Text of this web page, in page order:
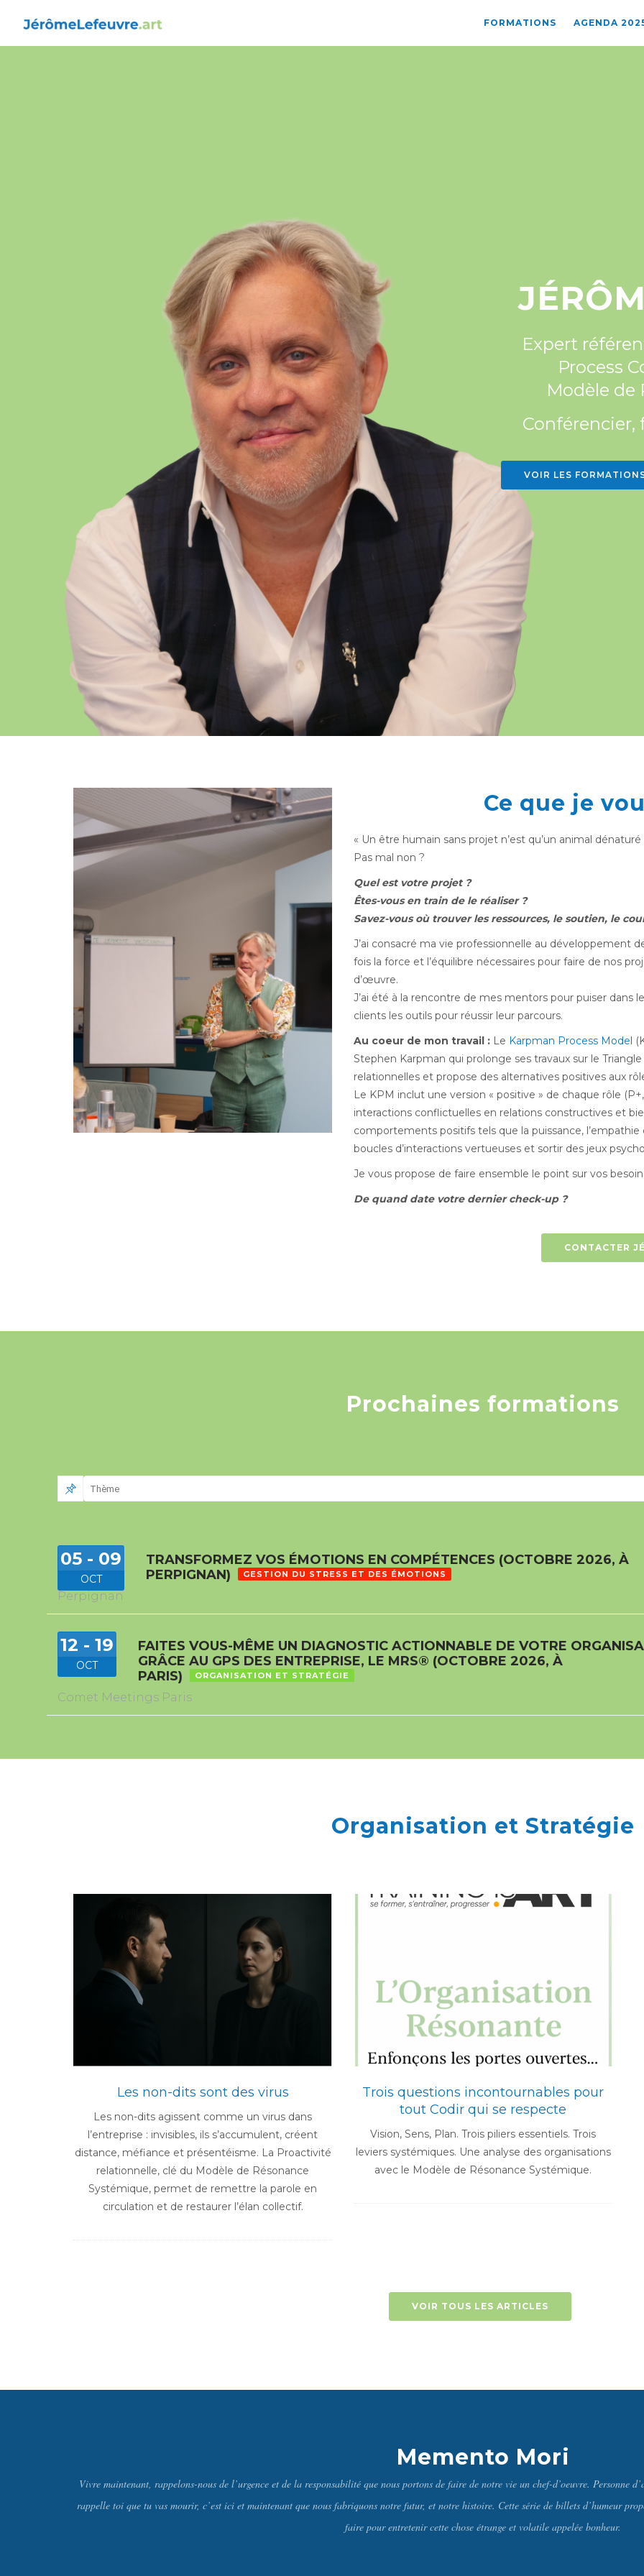
FORMATIONS AGENDA
Expert
Process
Modèle de
Conférencier,
VOIR LES
Ce que je
« Un être humain sans projet n’est qu’un animal
Pas mal non ?
Quel est votre projet ?
Êtes-vous en train de le réaliser ?
Savez-vous où trouver les ressources, le soutien, le
J’ai consacré ma vie professionnelle au développement
fois la force et l’équilibre nécessaires pour faire de nos
d’œuvre.
J’ai été à la rencontre de mes mentors pour puiser dans
clients les outils pour réussir leur parcours.
Au coeur de mon travail : Le Karpman Process Model
Stephen Karpman qui prolonge ses travaux sur le
relationnelles et propose des alternatives positives aux
Le KPM inclut une version « positive » de chaque rôle
interactions conflictuelles en relations constructives et
comportements positifs tels que la puissance,
boucles d’interactions vertueuses et sortir des jeux
Je vous propose de faire ensemble le point sur vos
De quand date votre dernier check-up ?
CONTACTER
Prochaines formations
05 - 09
OCT
TRANSFORMEZ VOS ÉMOTIONS EN COMPÉTENCES (OCTOBRE 2026, À
PERPIGNAN)
GESTION DU STRESS ET DES ÉMOTIONS
Perpignan
12 - 19
OCT
FAITES VOUS-MÊME UN DIAGNOSTIC ACTIONNABLE DE VOTRE
GRÂCE AU GPS DES ENTREPRISE, LE MRS® (OCTOBRE 2026, À
PARIS)
ORGANISATION ET STRATÉGIE
Comet Meetings Paris
Organisation et Stratégie
Les non-dits sont des virus
Les non-dits agissent comme un virus dans
l’entreprise : invisibles, ils s’accumulent, créent
distance, méfiance et présentéisme. La Proactivité
relationnelle, clé du Modèle de Résonance
Systémique, permet de remettre la parole en
circulation et de restaurer l’élan collectif.
Trois questions incontournables pour
tout Codir qui se respecte
Vision, Sens, Plan. Trois piliers essentiels. Trois
leviers systémiques. Une analyse des organisations
avec le Modèle de Résonance Systémique.
VOIR TOUS LES ARTICLES
Memento Mori
Vivre maintenant, rappelons-nous de l’urgence et de la responsabilité que nous portons de faire de notre vie un chef-d’oeuvre. Personne
rappelle toi que tu vas mourir, c’est ici et maintenant que nous fabriquons notre futur, et notre histoire. Cette série de billets d’humeur
faire pour entretenir cette chose étrange et volatile appelée bonheur.